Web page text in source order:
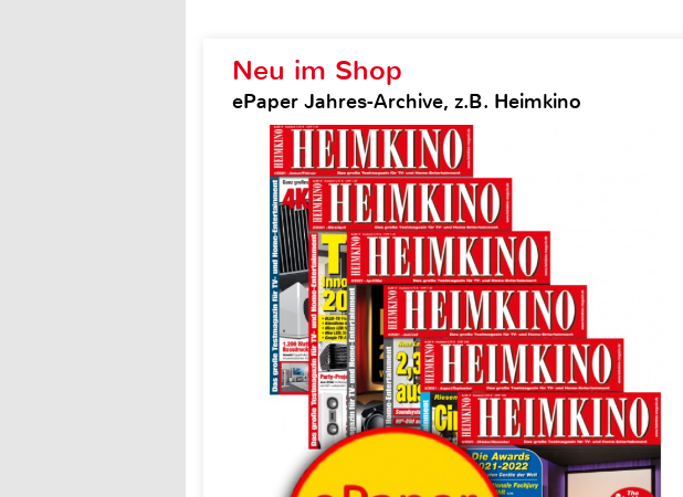
Neu im Shop
ePaper Jahres-Archive, z.B. Heimkino